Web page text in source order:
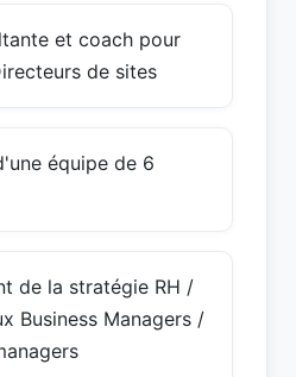
et coach pour
de sites
équipe de 6
de la stratégie RH /
Business Managers /